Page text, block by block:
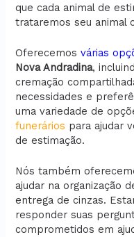
que cada animal de
trataremos seu animal
Oferecemosvárias
Nova Andradina,
cremação
necessidades e
uma variedade de
funerários para ajudar
de estimação.
Nós também
ajudar na organização
entrega de cinzas.
responder suas
comprometidos em